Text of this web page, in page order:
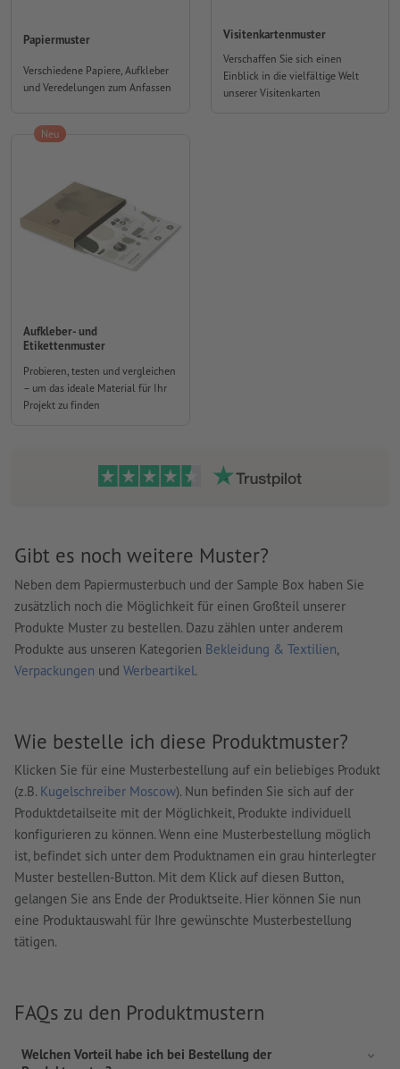
Papiermuster
Verschiedene Papiere, Aufkleber
und Veredelungen zum Anfassen
Visitenkartenmuster
Verschaffen Sie sich einen
Einblick in die vielfältige Welt
unserer Visitenkarten
Aufkleber- und
Etikettenmuster
Probieren, testen und vergleichen
– um das ideale Material für Ihr
Projekt zu finden
Neu
Gibt es noch weitere Muster?
Neben dem Papiermusterbuch und der Sample Box haben Sie
zusätzlich noch die Möglichkeit für einen Großteil unserer
Produkte Muster zu bestellen. Dazu zählen unter anderem
Produkte aus unseren Kategorien Bekleidung & Textilien,
Verpackungen und Werbeartikel.
Wie bestelle ich diese Produktmuster?
Klicken Sie für eine Musterbestellung auf ein beliebiges Produkt
(z.B. Kugelschreiber Moscow). Nun befinden Sie sich auf der
Produktdetailseite mit der Möglichkeit, Produkte individuell
konfigurieren zu können. Wenn eine Musterbestellung möglich
ist, befindet sich unter dem Produktnamen ein grau hinterlegter
Muster bestellen-Button. Mit dem Klick auf diesen Button,
gelangen Sie ans Ende der Produktseite. Hier können Sie nun
eine Produktauswahl für Ihre gewünschte Musterbestellung
tätigen.
FAQs zu den Produktmustern
Welchen Vorteil habe ich bei Bestellung der